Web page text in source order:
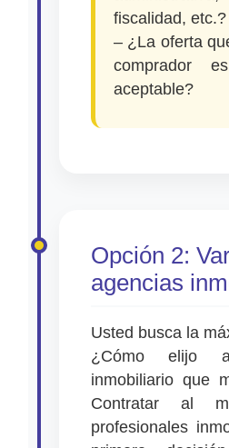
fiscalidad, etc.?
– ¿La oferta
comprador
aceptable?
Opción 2:
agencias
Usted busca la
¿Cómo elijo
inmobiliario que
Contratar al
profesionales